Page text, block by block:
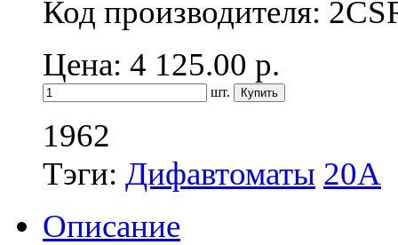
Код производителя:
Цена: 4 125.00 р.
шт.
1962
Тэги: Дифавтоматы 20А
Описание